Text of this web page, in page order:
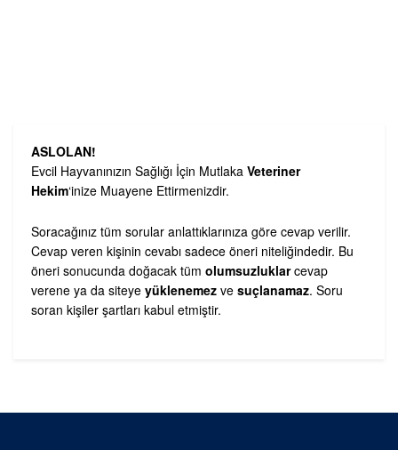
ASLOLAN!
Evcil Hayvanınızın Sağlığı İçin Mutlaka Veteriner
Hekim‘inize Muayene Ettirmenizdir.
Soracağınız tüm sorular anlattıklarınıza göre cevap verilir.
Cevap veren kişinin cevabı sadece öneri niteliğindedir. Bu
öneri sonucunda doğacak tüm olumsuzluklarcevap
verene ya da siteye yüklenemez ve suçlanamaz. Soru
soran kişiler şartları kabul etmiştir.